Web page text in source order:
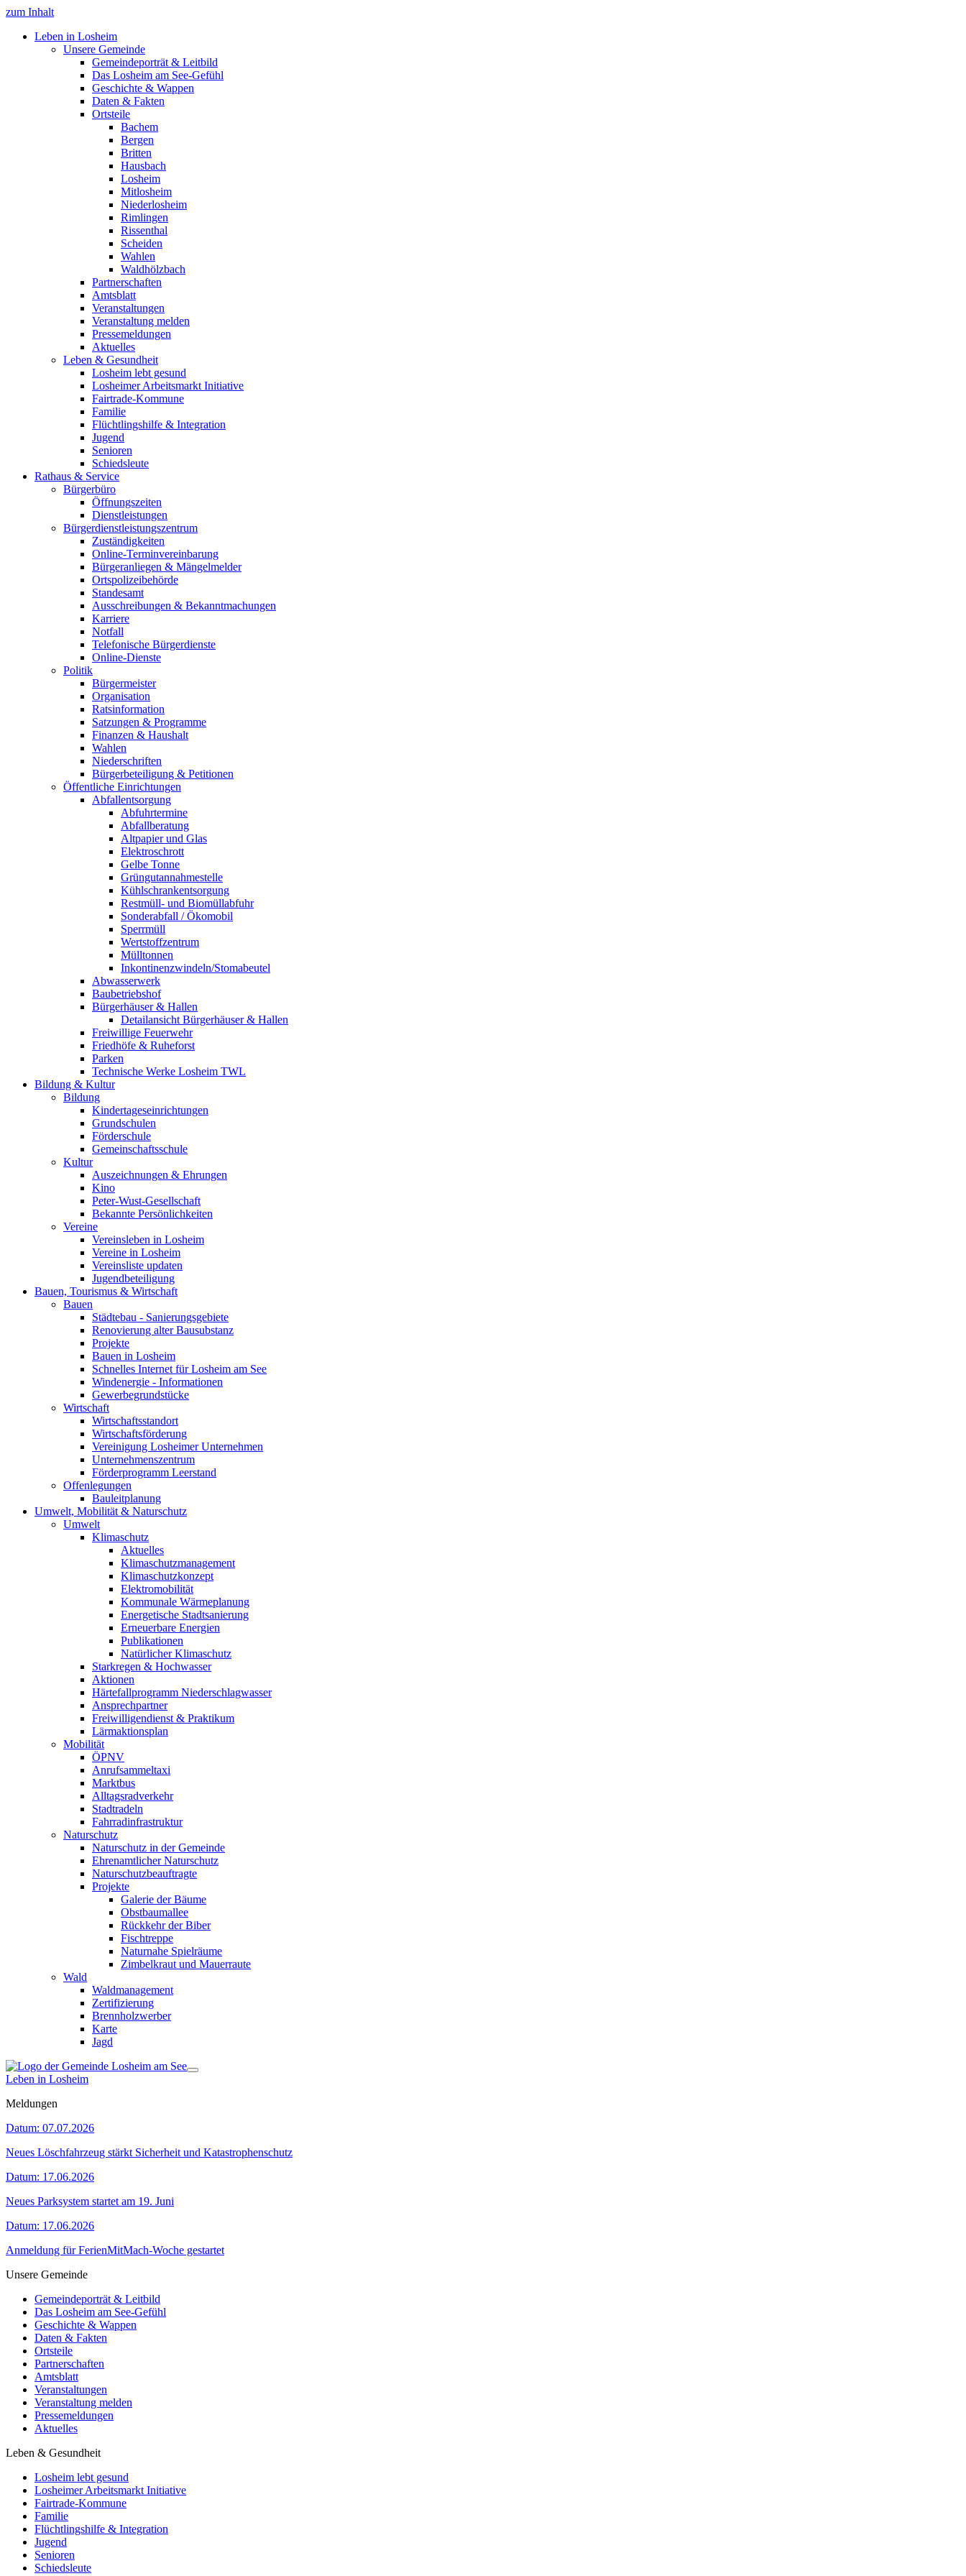
zum Inhalt
Leben in Losheim
Unsere Gemeinde
Gemeindeporträt & Leitbild
Das Losheim am See-Gefühl
Geschichte & Wappen
Daten & Fakten
Ortsteile
Bachem
Bergen
Britten
Hausbach
Losheim
Mitlosheim
Niederlosheim
Rimlingen
Rissenthal
Scheiden
Wahlen
Waldhölzbach
Partnerschaften
Amtsblatt
Veranstaltungen
Veranstaltung melden
Pressemeldungen
Aktuelles
Leben & Gesundheit
Losheim lebt gesund
Losheimer Arbeitsmarkt Initiative
Fairtrade-Kommune
Familie
Flüchtlingshilfe & Integration
Jugend
Senioren
Schiedsleute
Rathaus & Service
Bürgerbüro
Öffnungszeiten
Dienstleistungen
Bürgerdienstleistungszentrum
Zuständigkeiten
Online-Terminvereinbarung
Bürgeranliegen & Mängelmelder
Ortspolizeibehörde
Standesamt
Ausschreibungen & Bekanntmachungen
Karriere
Notfall
Telefonische Bürgerdienste
Online-Dienste
Politik
Bürgermeister
Organisation
Ratsinformation
Satzungen & Programme
Finanzen & Haushalt
Wahlen
Niederschriften
Bürgerbeteiligung & Petitionen
Öffentliche Einrichtungen
Abfallentsorgung
Abfuhrtermine
Abfallberatung
Altpapier und Glas
Elektroschrott
Gelbe Tonne
Grüngutannahmestelle
Kühlschrankentsorgung
Restmüll- und Biomüllabfuhr
Sonderabfall / Ökomobil
Sperrmüll
Wertstoffzentrum
Mülltonnen
Inkontinenzwindeln/Stomabeutel
Abwasserwerk
Baubetriebshof
Bürgerhäuser & Hallen
Detailansicht Bürgerhäuser & Hallen
Freiwillige Feuerwehr
Friedhöfe & Ruheforst
Parken
Technische Werke Losheim TWL
Bildung & Kultur
Bildung
Kindertageseinrichtungen
Grundschulen
Förderschule
Gemeinschaftsschule
Kultur
Auszeichnungen & Ehrungen
Kino
Peter-Wust-Gesellschaft
Bekannte Persönlichkeiten
Vereine
Vereinsleben in Losheim
Vereine in Losheim
Vereinsliste updaten
Jugendbeteiligung
Bauen, Tourismus & Wirtschaft
Bauen
Städtebau - Sanierungsgebiete
Renovierung alter Bausubstanz
Projekte
Bauen in Losheim
Schnelles Internet für Losheim am See
Windenergie - Informationen
Gewerbegrundstücke
Wirtschaft
Wirtschaftsstandort
Wirtschaftsförderung
Vereinigung Losheimer Unternehmen
Unternehmenszentrum
Förderprogramm Leerstand
Offenlegungen
Bauleitplanung
Umwelt, Mobilität & Naturschutz
Umwelt
Klimaschutz
Aktuelles
Klimaschutzmanagement
Klimaschutzkonzept
Elektromobilität
Kommunale Wärmeplanung
Energetische Stadtsanierung
Erneuerbare Energien
Publikationen
Natürlicher Klimaschutz
Starkregen & Hochwasser
Aktionen
Härtefallprogramm Niederschlagwasser
Ansprechpartner
Freiwilligendienst & Praktikum
Lärmaktionsplan
Mobilität
ÖPNV
Anrufsammeltaxi
Marktbus
Alltagsradverkehr
Stadtradeln
Fahrradinfrastruktur
Naturschutz
Naturschutz in der Gemeinde
Ehrenamtlicher Naturschutz
Naturschutzbeauftragte
Projekte
Galerie der Bäume
Obstbaumallee
Rückkehr der Biber
Fischtreppe
Naturnahe Spielräume
Zimbelkraut und Mauerraute
Wald
Waldmanagement
Zertifizierung
Brennholzwerber
Karte
Jagd
Leben in Losheim
Meldungen
Datum: 07.07.2026
Neues Löschfahrzeug stärkt Sicherheit und Katastrophenschutz
Datum: 17.06.2026
Neues Parksystem startet am 19. Juni
Datum: 17.06.2026
Anmeldung für FerienMitMach-Woche gestartet
Unsere Gemeinde
Gemeindeporträt & Leitbild
Das Losheim am See-Gefühl
Geschichte & Wappen
Daten & Fakten
Ortsteile
Partnerschaften
Amtsblatt
Veranstaltungen
Veranstaltung melden
Pressemeldungen
Aktuelles
Leben & Gesundheit
Losheim lebt gesund
Losheimer Arbeitsmarkt Initiative
Fairtrade-Kommune
Familie
Flüchtlingshilfe & Integration
Jugend
Senioren
Schiedsleute